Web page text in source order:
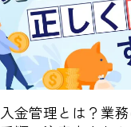
入金管理とは？業